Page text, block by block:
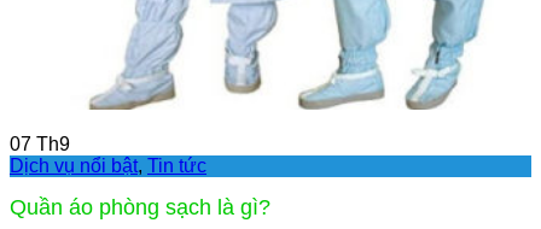
07 Th9
Dịch vụ nổi bật, Tin tức
Quần áo phòng sạch là gì?